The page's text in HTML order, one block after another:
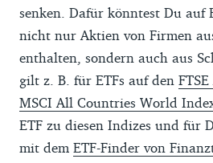
senken. Dafür könntest Du auf
nicht nur Aktien von Firmen
enthalten, sondern auch aus
gilt z. B. für ETFs auf den
MSCI All Countries World
ETF zu diesen Indizes und für
mit dem ETF-Finder von